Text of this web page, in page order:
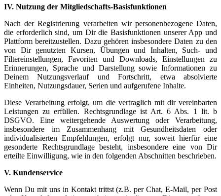
IV. Nutzung der Mitgliedschafts-Basisfunktionen
Nach der Registrierung verarbeiten wir personenbezogene Daten,
die erforderlich sind, um Dir die Basisfunktionen unserer App und
Plattform bereitzustellen. Dazu gehören insbesondere Daten zu den
von Dir genutzten Kursen, Übungen und Inhalten, Such- und
Filtereinstellungen, Favoriten und Downloads, Einstellungen zu
Erinnerungen, Sprache und Darstellung sowie Informationen zu
Deinem Nutzungsverlauf und Fortschritt, etwa absolvierte
Einheiten, Nutzungsdauer, Serien und aufgerufene Inhalte.
Diese Verarbeitung erfolgt, um die vertraglich mit dir vereinbarten
Leistungen zu erfüllen. Rechtsgrundlage ist Art. 6 Abs. 1 lit. b
DSGVO. Eine weitergehende Auswertung oder Verarbeitung,
insbesondere im Zusammenhang mit Gesundheitsdaten oder
individualisierten Empfehlungen, erfolgt nur, soweit hierfür eine
gesonderte Rechtsgrundlage besteht, insbesondere eine von Dir
erteilte Einwilligung, wie in den folgenden Abschnitten beschrieben.
V. Kundenservice
Wenn Du mit uns in Kontakt trittst (z.B. per Chat, E-Mail, per Post